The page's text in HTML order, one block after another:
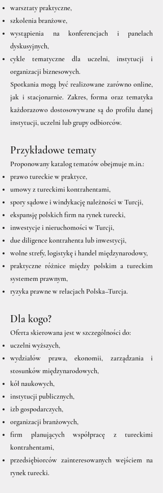
warsztaty praktyczne,
szkolenia branżowe,
wystąpienia na konferencjach i panelach
dyskusyjnych,
cykle tematyczne dla uczelni, instytucji i
organizacji biznesowych.
Spotkania mogą być realizowane zarówno online,
jak i stacjonarnie. Zakres, forma oraz tematyka
każdorazowo dostosowywane są do profilu danej
instytucji, uczelni lub grupy odbiorców.
Przykładowe tematy
Proponowany katalog tematów obejmuje m.in.:
prawo tureckie w praktyce,
umowy z tureckimi kontrahentami,
spory sądowe i windykację należności w Turcji,
ekspansję polskich firm na rynek turecki,
inwestycje i nieruchomości w Turcji,
due diligence kontrahenta lub inwestycji,
wolne strefy, logistykę i handel międzynarodowy,
praktyczne różnice między polskim a tureckim
systemem prawnym,
ryzyka prawne w relacjach Polska–Turcja.
Dla kogo?
Oferta skierowana jest w szczególności do:
uczelni wyższych,
wydziałów prawa, ekonomii, zarządzania i
stosunków międzynarodowych,
kół naukowych,
instytucji publicznych,
izb gospodarczych,
organizacji branżowych,
firm planujących współpracę z tureckimi
kontrahentami,
przedsiębiorców zainteresowanych wejściem na
rynek turecki.